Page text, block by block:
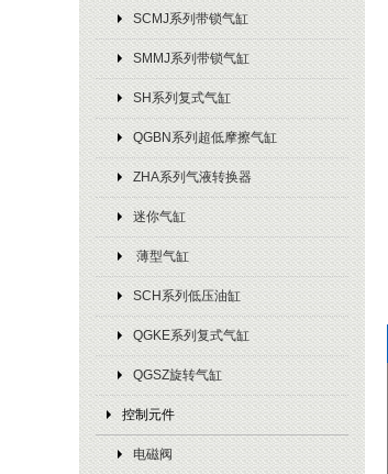
SCMJ系列带锁气缸
SMMJ系列带锁气缸
SH系列复式气缸
QGBN系列超低摩擦气缸
ZHA系列气液转换器
迷你气缸
薄型气缸
SCH系列低压油缸
QGKE系列复式气缸
QGSZ旋转气缸
控制元件
电磁阀